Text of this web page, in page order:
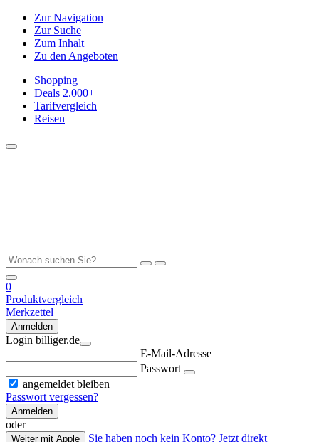
Zur Navigation
Zur Suche
Zum Inhalt
Zu den Angeboten
Shopping
Deals 2.000+
Tarifvergleich
Reisen
0
Produktvergleich
Merkzettel
Anmelden
Login billiger.de
E-Mail-Adresse
Passwort
angemeldet bleiben
Passwort vergessen?
Anmelden
oder
Weiter mit Apple
Sie haben noch kein Konto? Jetzt direkt